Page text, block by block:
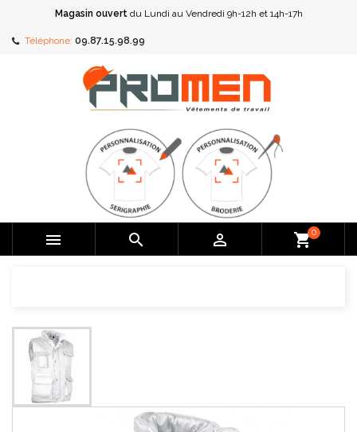
Magasin ouvert du Lundi au Vendredi 9h-12h et 14h-17h
Téléphone: 09.87.15.98.99
   shopping_cart0